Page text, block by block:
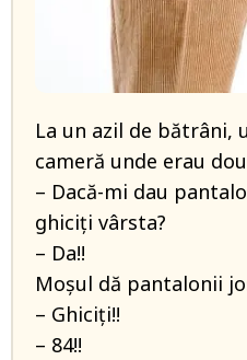
La un azil de bătrâni,
cameră unde erau
– Dacă-mi dau
ghiciți vârsta?
– Da!!
Moșul dă pantalonii
– Ghiciți!!
– 84!!